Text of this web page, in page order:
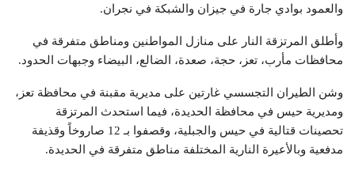
والعمود بوادي جارة في جيزان والشبكة في نجران.
وأطلق المرتزقة النار على منازل المواطنين ومناطق متفرقة في
محافظات مأرب، تعز، حجة، صعدة، الضالع، البيضاء وجبهات الحدود.
وشن الطيران التجسسي غارتين على مديرية مقبنة في محافظة تعز،
ومديرية حيس في محافظة الحديدة، فيما استحدث المرتزقة
تحصينات قتالية في حيس والجبلية، وقصفوا بـ 12 صاروخاً وقذيفة
مدفعية وبالأعيرة النارية المختلفة مناطق متفرقة في الحديدة.